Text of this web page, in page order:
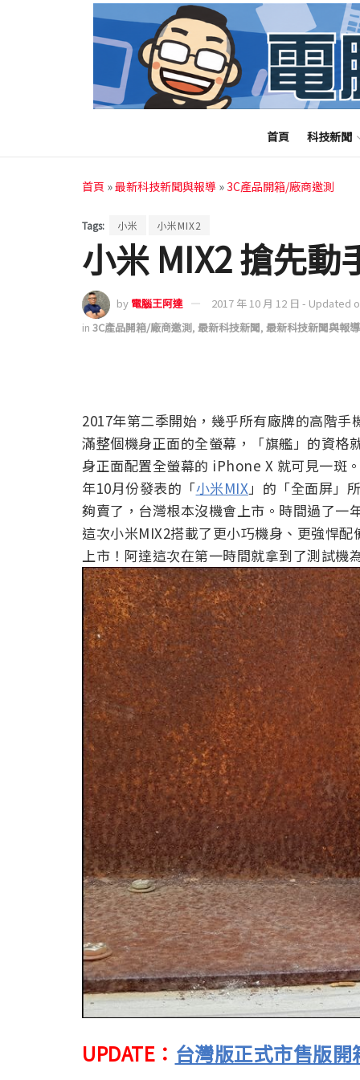
首頁 科技新聞
首頁 »最新科技新聞與報導 »3C產品開箱/廠商邀測
Tags: 小米 小米MIX2
小米 MIX2 搶先動
by 電腦王阿達
2017 年 10 月 12 日 - Updated
in 3C產品開箱/廠商邀測, 最新科技新聞, 最新科技新聞與報導
2017年第二季開始，幾乎所有廠牌的高階
滿整個機身正面的全螢幕，「旗艦」的資
身正面配置全螢幕的 iPhone X 就可見一斑
年10月份發表的「小米MIX」的「全面屏」
夠賣了，台灣根本沒機會上市。時間過了一
這次小米MIX2搭載了更小巧機身、更強悍
上市！阿達這次在第一時間就拿到了測試機
UPDATE： 台灣版正式市售版開